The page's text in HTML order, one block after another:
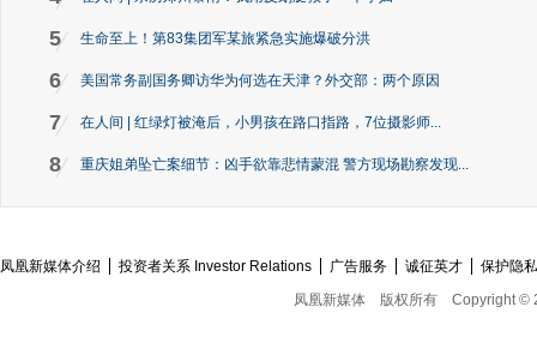
5 生命至上！第83集团军某旅紧急实施爆破分洪
6 美国常务副国务卿访华为何选在天津？外交部：两个原因
7 在人间 | 红绿灯被淹后，小男孩在路口指路，7位摄影师...
8 重庆姐弟坠亡案细节：凶手欲靠悲情蒙混 警方现场勘察发现...
凤凰新媒体介绍 投资者关系 Investor Relations 广告服务 诚征英才
保护隐
凤凰新媒体
版权所有 Copyright ©